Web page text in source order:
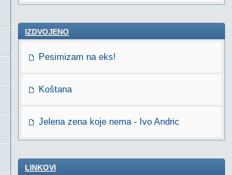
IZDVOJENO
Pesimizam na eks!
Koštana
Jelena zena koje nema - Ivo Andric
LINKOVI